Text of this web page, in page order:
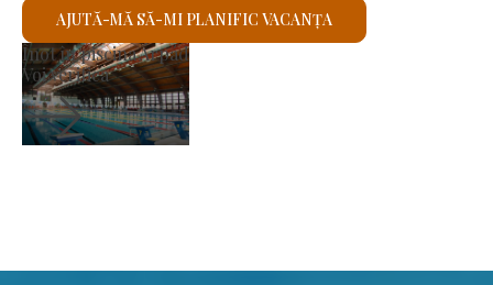
AJUTĂ-MĂ SĂ-MI PLANIFIC VACANȚA
Piața producătorilor
Voi verifica